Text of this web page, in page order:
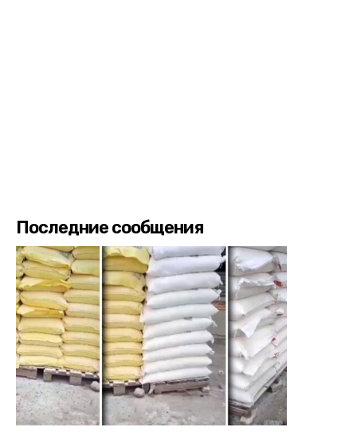
Последние сообщения